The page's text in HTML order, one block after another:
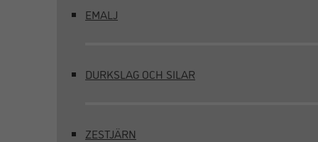
EMALJ
DURKSLAG OCH SILAR
ZESTJÄRN